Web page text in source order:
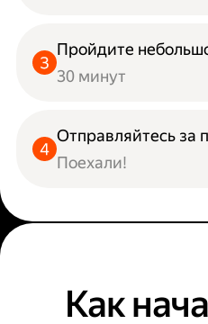
Пройдите
30 минут
Отправляйтесь за
Поехали!
Как